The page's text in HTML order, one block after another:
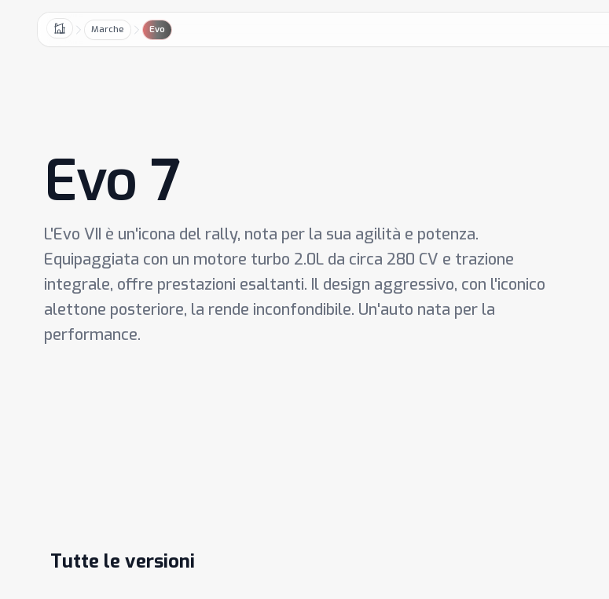
Home Marche Evo
Evo 7
L'Evo VII è un'icona del rally, nota per la sua agilità e potenza.
Equipaggiata con un motore turbo 2.0L da circa 280 CV e trazione
integrale, offre prestazioni esaltanti. Il design aggressivo, con l'iconico
alettone posteriore, la rende inconfondibile. Un'auto nata per la
performance.
Tutte le versioni